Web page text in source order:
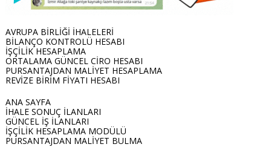
AVRUPA BİRLİĞİ İHALELERİ
BİLANÇO KONTROLÜ HESABI
İŞÇİLİK HESAPLAMA
ORTALAMA GÜNCEL CİRO HESABI
PURSANTAJDAN MALİYET HESAPLAMA
REVİZE BİRİM FİYATI HESABI
ANA SAYFA
İHALE SONUÇ İLANLARI
GÜNCEL İŞ İLANLARI
İŞÇİLİK HESAPLAMA MODÜLÜ
PURSANTAJDAN MALİYET BULMA